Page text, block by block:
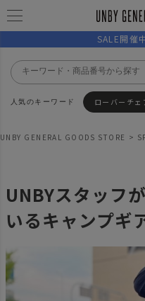
SALE開催
ローバーチェ
UNBY GENERAL GOODS STORE
UNBYスタッフ
いるキャンプギ